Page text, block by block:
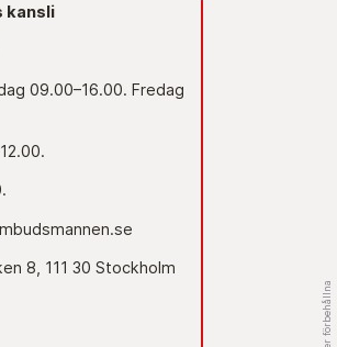
kansli
09.00–16.00. Fredag
8, 111 30 Stockholm